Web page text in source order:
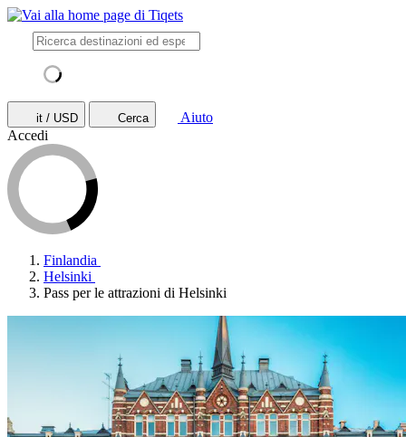
it / USD Cerca
Aiuto
Accedi
Finlandia
Helsinki
Pass per le attrazioni di Helsinki